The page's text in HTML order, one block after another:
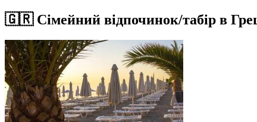
🇬🇷 Сімейний відпочинок/табір в